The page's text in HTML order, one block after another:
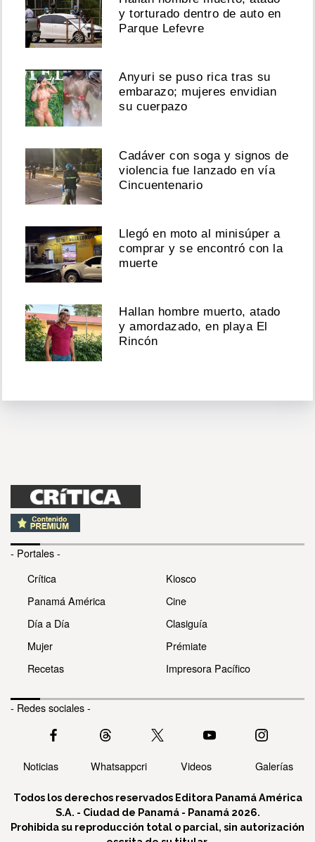
y torturado dentro de auto en
Parque Lefevre
Anyuri se puso rica tras su
embarazo; mujeres envidian
su cuerpazo
Cadáver con soga y signos de
violencia fue lanzado en vía
Cincuentenario
Llegó en moto al minisúper a
comprar y se encontró con la
muerte
Hallan hombre muerto, atado
y amordazado, en playa El
Rincón
- Portales -
Crítica
Panamá América
Día a Día
Mujer
Recetas
Kiosco
Cine
Clasiguía
Prémiate
Impresora Pacífico
- Redes sociales -
Noticias Whatsappcri Videos Galerías
Todos los derechos reservados Editora Panamá América
S.A. - Ciudad de Panamá - Panamá 2026.
Prohibida su reproducción total o parcial, sin autorización